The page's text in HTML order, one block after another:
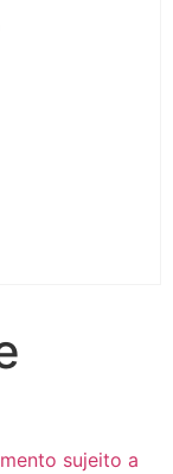
sujeito a